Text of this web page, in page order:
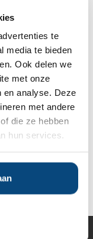
te
media te bieden
Ook delen we
met onze
en analyse. Deze
met andere
die ze hebben
hun services.
€1.000.000